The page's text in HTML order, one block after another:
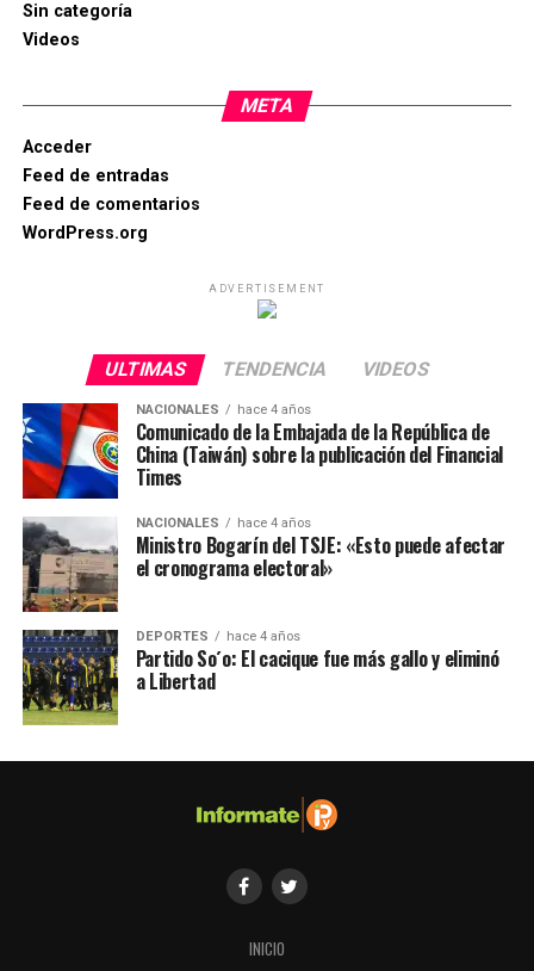
Sin categoría
Videos
META
Acceder
Feed de entradas
Feed de comentarios
WordPress.org
ADVERTISEMENT
ULTIMAS TENDENCIA VIDEOS
NACIONALES hace 4 años
Comunicado de la Embajada de la República de
China (Taiwán) sobre la publicación del Financial
Times
NACIONALES hace 4 años
Ministro Bogarín del TSJE: «Esto puede afectar
el cronograma electoral»
DEPORTES hace 4 años
Partido So´o: El cacique fue más gallo y eliminó
a Libertad
INICIO